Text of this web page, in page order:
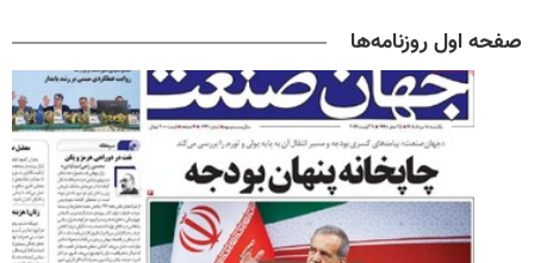
صفحه اول روزنامه‌ها